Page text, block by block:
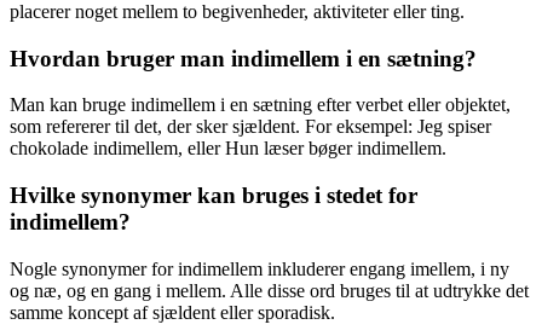
placerer noget mellem to begivenheder, aktiviteter eller ting.
Hvordan bruger man indimellem i en sætning?
Man kan bruge indimellem i en sætning efter verbet eller objektet,
som refererer til det, der sker sjældent. For eksempel: Jeg spiser
chokolade indimellem, eller Hun læser bøger indimellem.
Hvilke synonymer kan bruges i stedet for
indimellem?
Nogle synonymer for indimellem inkluderer engang imellem, i ny
og næ, og en gang i mellem. Alle disse ord bruges til at udtrykke det
samme koncept af sjældent eller sporadisk.